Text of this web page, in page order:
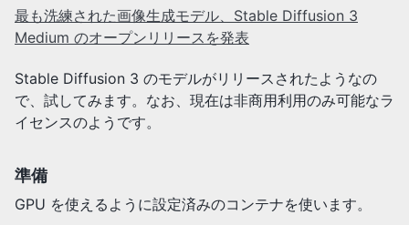
最も洗練された画像生成モデル、Stable Diffusion 3
Medium のオープンリリースを発表
Stable Diffusion 3 のモデルがリリースされたようなの
で、試してみます。なお、現在は非商用利用のみ可能なラ
イセンスのようです。
準備
GPU を使えるように設定済みのコンテナを使います。